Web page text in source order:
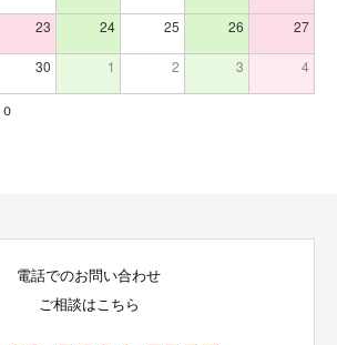
23 24 25 26 27
30 1 2 3 4
電話でのお問い合わせ
ご相談はこちら